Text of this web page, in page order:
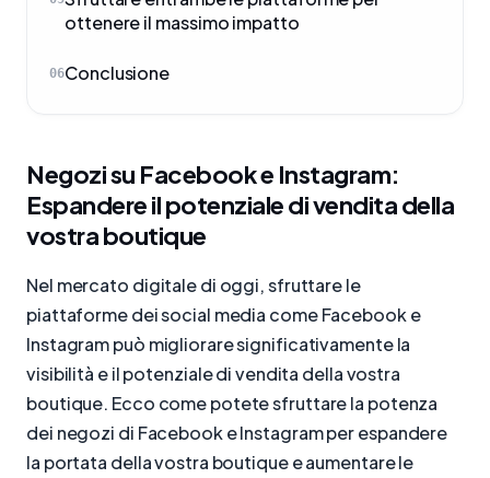
ottenere il massimo impatto
06Conclusione
Negozi su Facebook e Instagram:
Espandere il potenziale di vendita della
vostra boutique
Nel mercato digitale di oggi, sfruttare le
piattaforme dei social media come Facebook e
Instagram può migliorare significativamente la
visibilità e il potenziale di vendita della vostra
boutique. Ecco come potete sfruttare la potenza
dei negozi di Facebook e Instagram per espandere
la portata della vostra boutique e aumentare le